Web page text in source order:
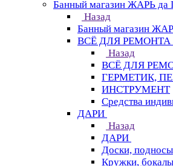
Банный магазин ЖАРЬ
Назад
Банный магазин
ВСЁ ДЛЯ РЕМОНТА
Назад
ВСЁ ДЛЯ
ГЕРМЕТИК,
ИНСТРУМЕНТ
Средства
ДАРИ
Назад
ДАРИ
Доски, подносы
Кружки,